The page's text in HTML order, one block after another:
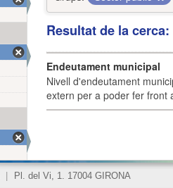
Resultat de la
Endeutament municipal
Nivell d'endeutament
extern per a poder fer front
Pl. del Vi, 1. 17004 GIRONA